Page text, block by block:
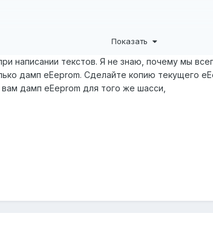
Показать
написании текстов. Я не знаю, почему мы
дамп eEeprom. Сделайте копию текущего
дамп eEeprom для того же шасси,